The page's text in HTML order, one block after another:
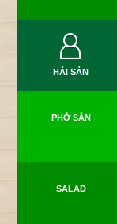
HẢI SẢN
PHỞ SẮN
SALAD